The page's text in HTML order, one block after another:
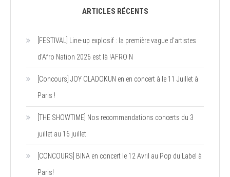
ARTICLES RÉCENTS
[FESTIVAL] Line-up explosif : la première vague d’artistes
d’Afro Nation 2026 est là !AFRO N
[Concours] JOY OLADOKUN en en concert à le 11 Juillet à
Paris !
[THE SHOWTIME] Nos recommandations concerts du 3
juillet au 16 juillet.
[CONCOURS] BINA en concert le 12 Avril au Pop du Label à
Paris!